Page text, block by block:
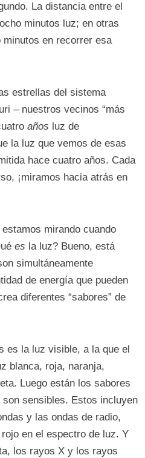
La distancia entre el
minutos luz; en otras
en recorrer esa
estrellas del sistema
–⁠ nuestros vecinos “más
años luz de
la luz que vemos de esas
hace cuatro años. Cada
¡miramos hacia atrás en
mirando cuando
es la luz? Bueno, está
simultáneamente
de energía que pueden
diferentes “sabores” de
es la luz visible, a la que el
blanca, roja, naranja,
Luego están los sabores
son sensibles. Estos incluyen
y las ondas de radio,
rojo en el espectro de luz. Y
los rayos X y los rayos